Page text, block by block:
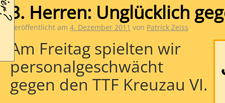
3. Herren: Unglücklich
Veröffentlicht am 4. Dezember 2011 von Patrick Zeiss
Am Freitag spielten wir
personalgeschwächt
gegen den TTF Kreuzau VI.